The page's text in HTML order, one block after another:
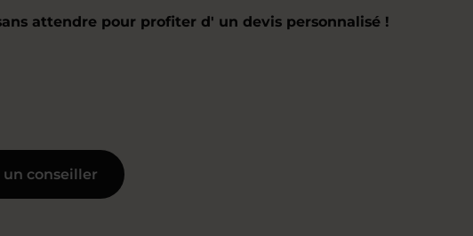
attendre pour profiter d' un devis personnalisé !
conseiller